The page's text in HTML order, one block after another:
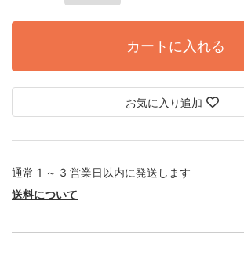
カートに入れる
お気に入り追加
通常 1 ～ 3 営業日以内に発送します
送料について